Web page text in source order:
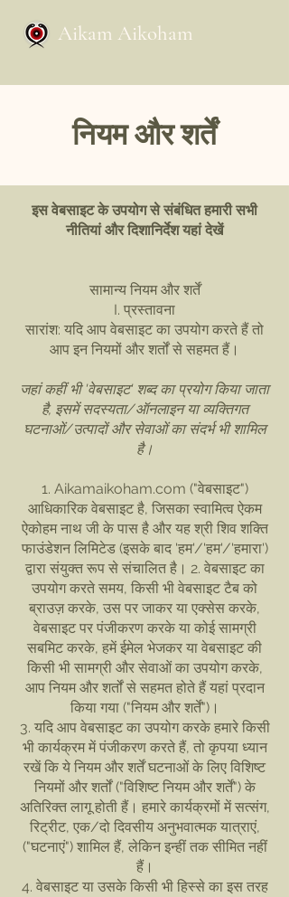
Aikam Aikoham
नियम और शर्तें
इस वेबसाइट के उपयोग से संबंधित हमारी सभी
नीतियां और दिशानिर्देश यहां देखें
सामान्य नियम और शर्तें
I. प्रस्तावना
सारांश: यदि आप वेबसाइट का उपयोग करते हैं तो
आप इन नियमों और शर्तों से सहमत हैं।
जहां कहीं भी 'वेबसाइट' शब्द का प्रयोग किया जाता
है, इसमें सदस्यता/ऑनलाइन या व्यक्तिगत
घटनाओं/उत्पादों और सेवाओं का संदर्भ भी शामिल
है।
1. Aikamaikoham.com ("वेबसाइट")
आधिकारिक वेबसाइट है, जिसका स्वामित्व ऐकम
ऐकोहम नाथ जी के पास है और यह श्री शिव शक्ति
फाउंडेशन लिमिटेड (इसके बाद 'हम'/'हम'/'हमारा')
द्वारा संयुक्त रूप से संचालित है। 2. वेबसाइट का
उपयोग करते समय, किसी भी वेबसाइट टैब को
ब्राउज़ करके, उस पर जाकर या एक्सेस करके,
वेबसाइट पर पंजीकरण करके या कोई सामग्री
सबमिट करके, हमें ईमेल भेजकर या वेबसाइट की
किसी भी सामग्री और सेवाओं का उपयोग करके,
आप नियम और शर्तों से सहमत होते हैं यहां प्रदान
किया गया ("नियम और शर्तें")।
3. यदि आप वेबसाइट का उपयोग करके हमारे किसी
भी कार्यक्रम में पंजीकरण करते हैं, तो कृपया ध्यान
रखें कि ये नियम और शर्तें घटनाओं के लिए विशिष्ट
नियमों और शर्तों ("विशिष्ट नियम और शर्तें") के
अतिरिक्त लागू होती हैं। हमारे कार्यक्रमों में सत्संग,
रिट्रीट, एक/दो दिवसीय अनुभवात्मक यात्राएं,
("घटनाएं") शामिल हैं, लेकिन इन्हीं तक सीमित नहीं
हैं।
4. वेबसाइट या उसके किसी भी हिस्से का इस तरह